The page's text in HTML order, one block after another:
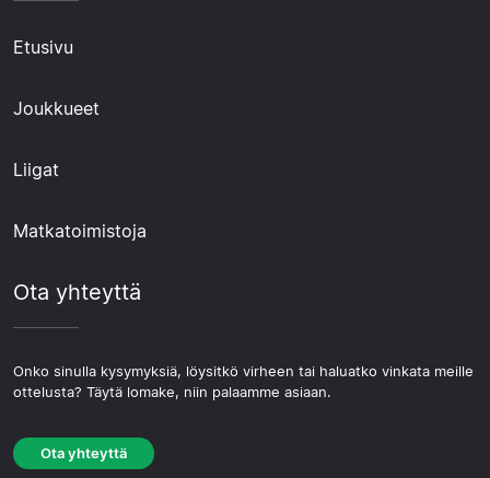
Etusivu
Joukkueet
Liigat
Matkatoimistoja
Ota yhteyttä
Onko sinulla kysymyksiä, löysitkö virheen tai haluatko vinkata meille
ottelusta? Täytä lomake, niin palaamme asiaan.
Ota yhteyttä